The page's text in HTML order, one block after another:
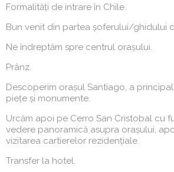
Formalități de intrare în Chile.
Bun venit din partea șoferului/ghidului
Ne îndreptăm spre centrul orașului.
Prânz.
Descoperim orașul Santiago, a
piețe și monumente.
Urcăm apoi pe Cerro San Cristobal cu
vedere panoramică asupra orașului,
vizitarea cartierelor rezidențiale.
Transfer la hotel.